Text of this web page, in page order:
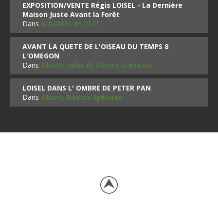
EXPOSITION/VENTE Régis LOISEL - La Dernière
Maison Juste Avant la Forêt
DansActualités de 2025
AVANT LA QUETE DE L'OISEAU DU TEMPS 8
L'OMEGON
DansAlbums collectifs Albums Scénarios
LOISEL DANS L' OMBRE DE PETER PAN
DansAlbums Editions Spéciales